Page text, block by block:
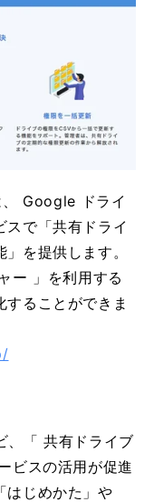
、 Google ドライ
スで「共有ドライ
を提供します。
ー 」を利用する
ることができま
、「 共有ドライブ
ビスの活用が促進
はじめかた」や